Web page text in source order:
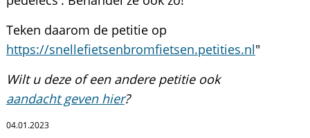
Teken daarom de petitie op
https://snellefietsenbromfietsen.petities.nl"
Wilt u deze of een andere petitie ook
aandacht geven hier?
04.01.2023